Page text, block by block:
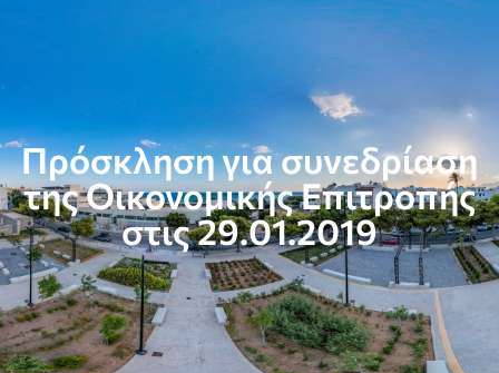
Πρόσκληση για συνεδρίαση
της Οικονομικής Επιτροπής
στις 29.01.2019